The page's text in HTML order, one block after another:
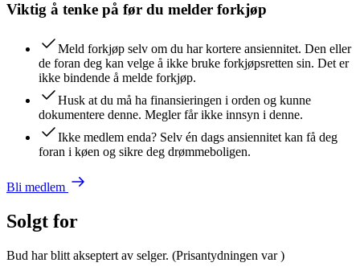
Viktig å tenke på før du melder forkjøp
Meld forkjøp selv om du har kortere ansiennitet. Den eller
de foran deg kan velge å ikke bruke forkjøpsretten sin. Det er
ikke bindende å melde forkjøp.
Husk at du må ha finansieringen i orden og kunne
dokumentere denne. Megler får ikke innsyn i denne.
Ikke medlem enda? Selv én dags ansiennitet kan få deg
foran i køen og sikre deg drømmeboligen.
Bli medlem
Solgt for
Bud har blitt akseptert av selger. (Prisantydningen var)